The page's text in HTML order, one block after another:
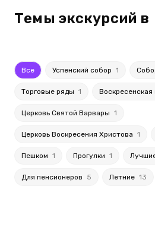
Темы экскурсий в
Все Успенский собор 1
Торговые ряды 1 Воскресенская
Церковь Святой Варвары 1
Церковь Воскресения Христова 1
Пешком 1 Прогулки 1
Для пенсионеров 5 Летние 13